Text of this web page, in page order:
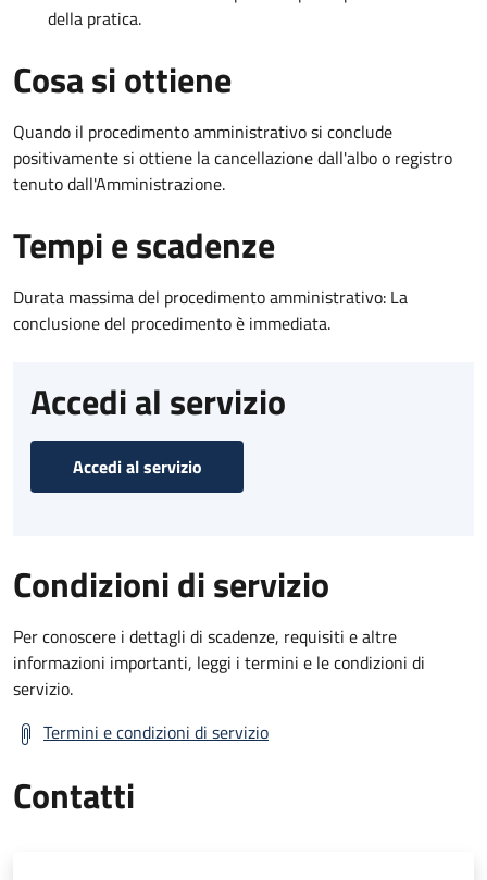
della pratica.
Cosa si ottiene
Quando il procedimento amministrativo si conclude
positivamente si ottiene la cancellazione dall'albo o registro
tenuto dall'Amministrazione.
Tempi e scadenze
Durata massima del procedimento amministrativo: La
conclusione del procedimento è immediata.
Accedi al servizio
Accedi al servizio
Condizioni di servizio
Per conoscere i dettagli di scadenze, requisiti e altre
informazioni importanti, leggi i termini e le condizioni di
servizio.
Termini e condizioni di servizio
Contatti